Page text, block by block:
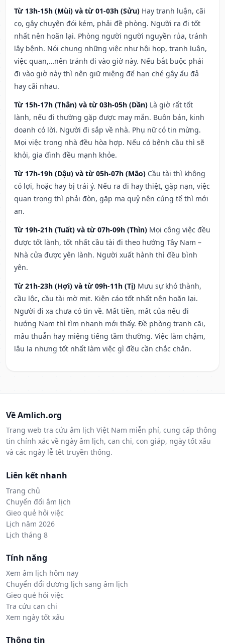
Từ 13h-15h (Mùi) và từ 01-03h (Sửu) Hay tranh luận, cãi
cọ, gây chuyện đói kém, phải đề phòng. Người ra đi tốt
nhất nên hoãn lại. Phòng người người nguyền rủa, tránh
lây bệnh. Nói chung những việc như hội họp, tranh luận,
việc quan,…nên tránh đi vào giờ này. Nếu bắt buộc phải
đi vào giờ này thì nên giữ miệng để hạn ché gây ẩu đả
hay cãi nhau.
Từ 15h-17h (Thân) và từ 03h-05h (Dần) Là giờ rất tốt
lành, nếu đi thường gặp được may mắn. Buôn bán, kinh
doanh có lời. Người đi sắp về nhà. Phụ nữ có tin mừng.
Mọi việc trong nhà đều hòa hợp. Nếu có bệnh cầu thì sẽ
khỏi, gia đình đều mạnh khỏe.
Từ 17h-19h (Dậu) và từ 05h-07h (Mão) Cầu tài thì không
có lợi, hoặc hay bị trái ý. Nếu ra đi hay thiệt, gặp nạn, việc
quan trọng thì phải đòn, gặp ma quỷ nên cúng tế thì mới
an.
Từ 19h-21h (Tuất) và từ 07h-09h (Thìn) Mọi công việc đều
được tốt lành, tốt nhất cầu tài đi theo hướng Tây Nam –
Nhà cửa được yên lành. Người xuất hành thì đều bình
yên.
Từ 21h-23h (Hợi) và từ 09h-11h (Tị) Mưu sự khó thành,
cầu lộc, cầu tài mờ mịt. Kiện cáo tốt nhất nên hoãn lại.
Người đi xa chưa có tin về. Mất tiền, mất của nếu đi
hướng Nam thì tìm nhanh mới thấy. Đề phòng tranh cãi,
mâu thuẫn hay miệng tiếng tầm thường. Việc làm chậm,
lâu la nhưng tốt nhất làm việc gì đều cần chắc chắn.
Về Amlich.org
Trang web tra cứu âm lịch Việt Nam miễn phí, cung cấp thông
tin chính xác về ngày âm lịch, can chi, con giáp, ngày tốt xấu
và các ngày lễ tết truyền thống.
Liên kết nhanh
Trang chủ
Chuyển đổi âm lịch
Gieo quẻ hỏi việc
Lịch năm 2026
Lịch tháng 8
Tính năng
Xem âm lịch hôm nay
Chuyển đổi dương lịch sang âm lịch
Gieo quẻ hỏi việc
Tra cứu can chi
Xem ngày tốt xấu
Thông tin